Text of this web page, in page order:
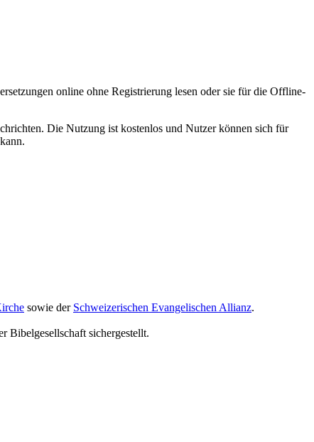
online ohne Registrierung lesen oder sie für die Offline-
Die Nutzung ist kostenlos und Nutzer können sich für
sowie der Schweizerischen Evangelischen Allianz.
Bibelgesellschaft sichergestellt.